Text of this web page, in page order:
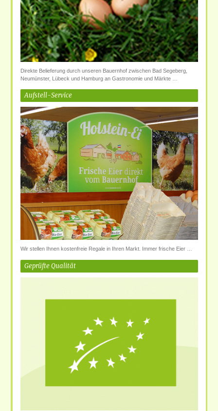
Direkte Belieferung durch unseren Bauernhof zwischen Bad Segeberg,
Neumünster, Lübeck und Hamburg an Gastronomie und Märkte …
Aufstell-Service
Wir stellen Ihnen kostenfreie Regale in Ihren Markt. Immer frische Eier …
Geprüfte Qualität